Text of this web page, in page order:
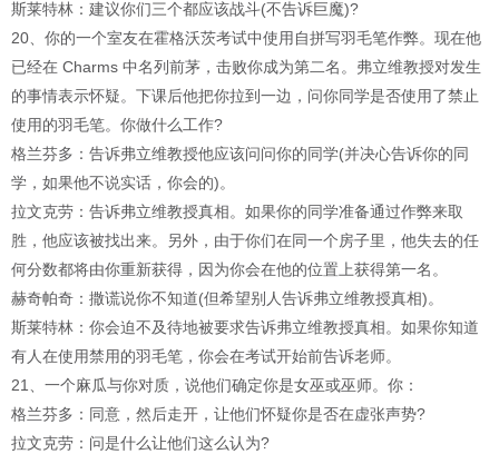
斯莱特林：建议你们三个都应该战斗(不告诉巨魔)?
20、你的一个室友在霍格沃茨考试中使用自拼写羽毛笔作弊。现在他
已经在 Charms 中名列前茅，击败你成为第二名。弗立维教授对发生
的事情表示怀疑。下课后他把你拉到一边，问你同学是否使用了禁止
使用的羽毛笔。你做什么工作?
格兰芬多：告诉弗立维教授他应该问问你的同学(并决心告诉你的同
学，如果他不说实话，你会的)。
拉文克劳：告诉弗立维教授真相。如果你的同学准备通过作弊来取
胜，他应该被找出来。另外，由于你们在同一个房子里，他失去的任
何分数都将由你重新获得，因为你会在他的位置上获得第一名。
赫奇帕奇：撒谎说你不知道(但希望别人告诉弗立维教授真相)。
斯莱特林：你会迫不及待地被要求告诉弗立维教授真相。如果你知道
有人在使用禁用的羽毛笔，你会在考试开始前告诉老师。
21、一个麻瓜与你对质，说他们确定你是女巫或巫师。你：
格兰芬多：同意，然后走开，让他们怀疑你是否在虚张声势?
拉文克劳：问是什么让他们这么认为?